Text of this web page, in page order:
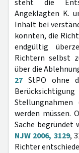
steht die
Angeklagten K.
Inhalt bei
konnten, die
endgültig
Richtern selbst
über die
27 StPO ohne
Stellungnahmen
werden müssen.
Sache begründet
NJW 2006, 3129,
Richter